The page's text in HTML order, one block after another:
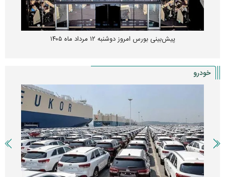
پیش‌بینی بورس امروز دوشنبه ۱۲ مرداد ماه ۱۴۰۵
خودرو